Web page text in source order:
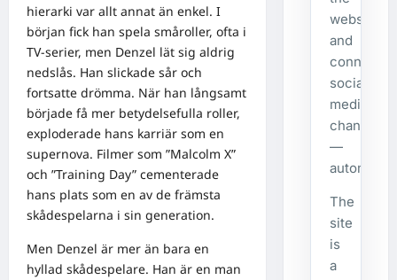
hierarki var allt annat än enkel. I
början fick han spela småroller, ofta i
TV-serier, men Denzel lät sig aldrig
nedslås. Han slickade sår och
fortsatte drömma. När han långsamt
började få mer betydelsefulla roller,
exploderade hans karriär som en
supernova. Filmer som ”Malcolm X”
och ”Training Day” cementerade
hans plats som en av de främsta
skådespelarna i sin generation.
Men Denzel är mer än bara en
hyllad skådespelare. Han är en man
website
and
connected
social
media
channels
—
The
site
is
a